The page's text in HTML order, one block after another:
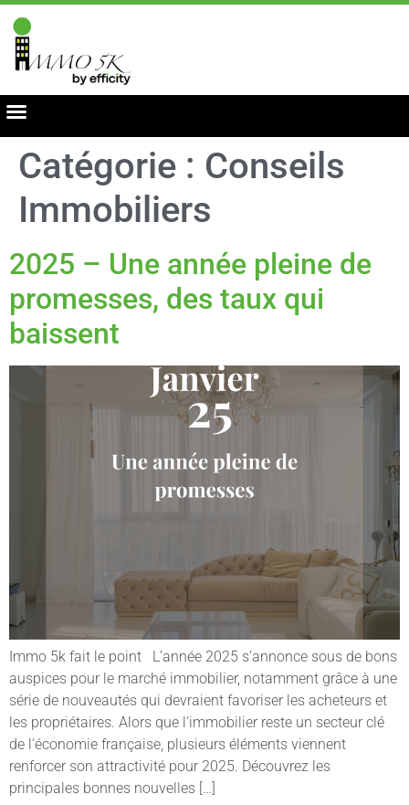
Catégorie : Conseils
Immobiliers
2025 – Une année pleine de
promesses, des taux qui
baissent
Immo 5k fait le point L’année 2025 s’annonce sous de bons
auspices pour le marché immobilier, notamment grâce à une
série de nouveautés qui devraient favoriser les acheteurs et
les propriétaires. Alors que l’immobilier reste un secteur clé
de l’économie française, plusieurs éléments viennent
renforcer son attractivité pour 2025. Découvrez les
principales bonnes nouvelles […]